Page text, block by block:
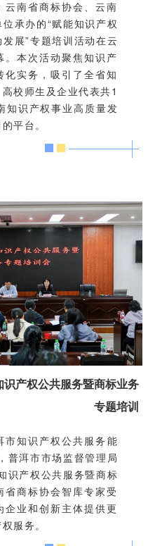
云南省商标协会、云南
承办的“赋能知识产权
展”专题培训活动在云
。本次活动聚焦知识产
化实务，吸引了全省知
校师生及企业代表共1
知识产权事业高质量发
平台。
识产权公共服务暨商标业务
专题培训
市知识产权公共服务能
普洱市市场监督管理局
识产权公共服务暨商标
省商标协会智库专家受
企业和创新主体提供更
服务。